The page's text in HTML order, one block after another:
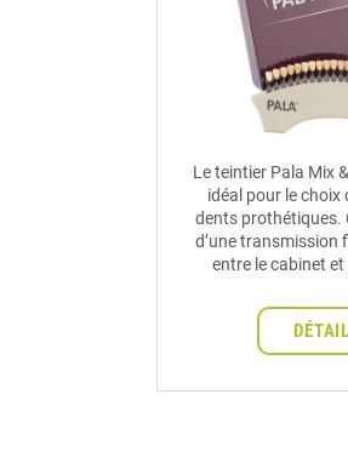
Le teintier Pala Mix
idéal pour le choix
dents prothétiques.
d’une transmission
entre le cabinet